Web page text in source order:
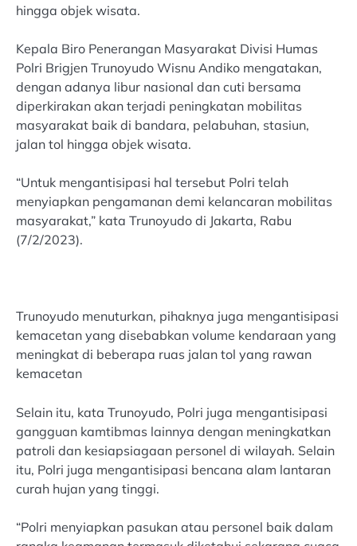
hingga objek wisata.
Kepala Biro Penerangan Masyarakat Divisi Humas
Polri Brigjen Trunoyudo Wisnu Andiko mengatakan,
dengan adanya libur nasional dan cuti bersama
diperkirakan akan terjadi peningkatan mobilitas
masyarakat baik di bandara, pelabuhan, stasiun,
jalan tol hingga objek wisata.
“Untuk mengantisipasi hal tersebut Polri telah
menyiapkan pengamanan demi kelancaran mobilitas
masyarakat,” kata Trunoyudo di Jakarta, Rabu
(7/2/2023).
Trunoyudo menuturkan, pihaknya juga mengantisipasi
kemacetan yang disebabkan volume kendaraan yang
meningkat di beberapa ruas jalan tol yang rawan
kemacetan
Selain itu, kata Trunoyudo, Polri juga mengantisipasi
gangguan kamtibmas lainnya dengan meningkatkan
patroli dan kesiapsiagaan personel di wilayah. Selain
itu, Polri juga mengantisipasi bencana alam lantaran
curah hujan yang tinggi.
“Polri menyiapkan pasukan atau personel baik dalam